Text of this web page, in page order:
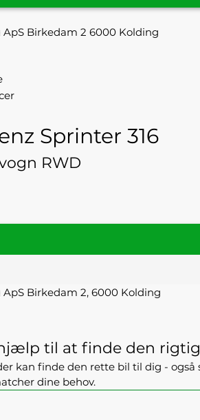
ApS Birkedam 2 6000 Kolding
Sprinter 316
RWD
ApS Birkedam 2, 6000 Kolding
til at finde den
kan finde den rette bil til dig -
dine behov.